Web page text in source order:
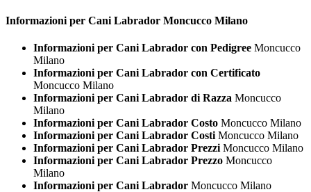
Informazioni per Cani Labrador Moncucco Milano
Informazioni per Cani Labrador con Pedigree Moncucco
Milano
Informazioni per Cani Labrador con Certificato
Moncucco Milano
Informazioni per Cani Labrador di Razza Moncucco
Milano
Informazioni per Cani Labrador Costo Moncucco Milano
Informazioni per Cani Labrador Costi Moncucco Milano
Informazioni per Cani Labrador Prezzi Moncucco Milano
Informazioni per Cani Labrador Prezzo Moncucco
Milano
Informazioni per Cani Labrador Moncucco Milano